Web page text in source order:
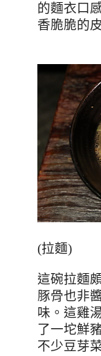
的麵衣口
香脆脆的
(拉麵)
這碗拉麵
豚骨也非
味。這雞
了一坨鮮
不少豆芽